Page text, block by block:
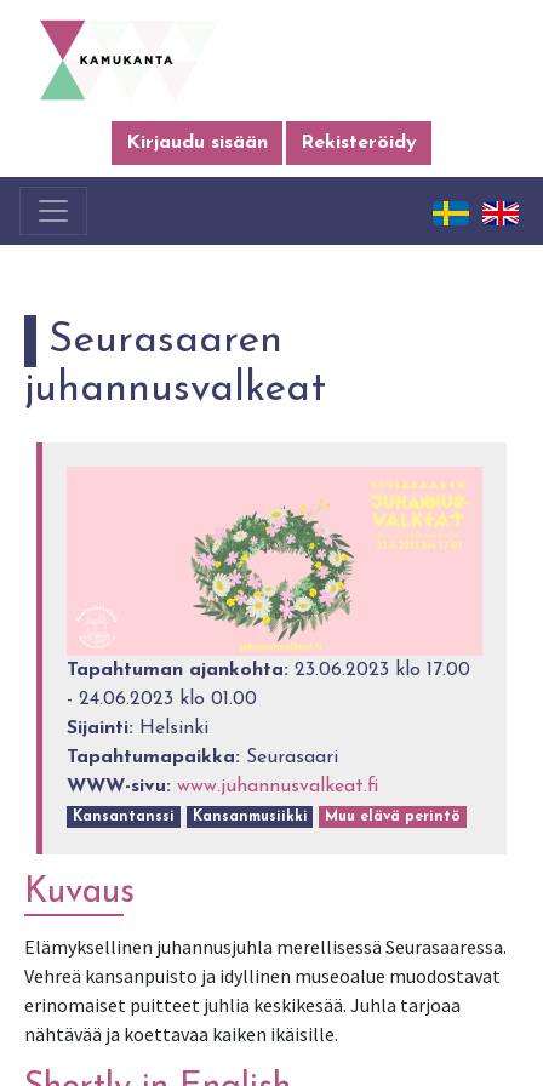
Kirjaudu sisään Rekisteröidy
Seurasaaren
juhannusvalkeat
Tapahtuman ajankohta: 23.06.2023 klo 17.00
- 24.06.2023 klo 01.00
Sijainti: Helsinki
Tapahtumapaikka: Seurasaari
WWW-sivu: www.juhannusvalkeat.fi
Kansantanssi Kansanmusiikki Muu elävä perintö
Kuvaus
Elämyksellinen juhannusjuhla merellisessä Seurasaaressa.
Vehreä kansanpuisto ja idyllinen museoalue muodostavat
erinomaiset puitteet juhlia keskikesää. Juhla tarjoaa
nähtävää ja koettavaa kaiken ikäisille.